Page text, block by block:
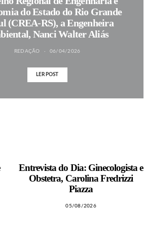
do Estado do Rio Grande
(CREA-RS), a Engenheira
Nanci Walter Aliás
REDAÇÃO 06/04/2026
LER POST
Entrevista do Dia: Ginecologista e
Obstetra, Carolina Fredrizzi
Piazza
05/08/2026